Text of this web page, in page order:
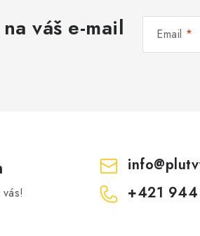
váš e-mail Email
info@
+421